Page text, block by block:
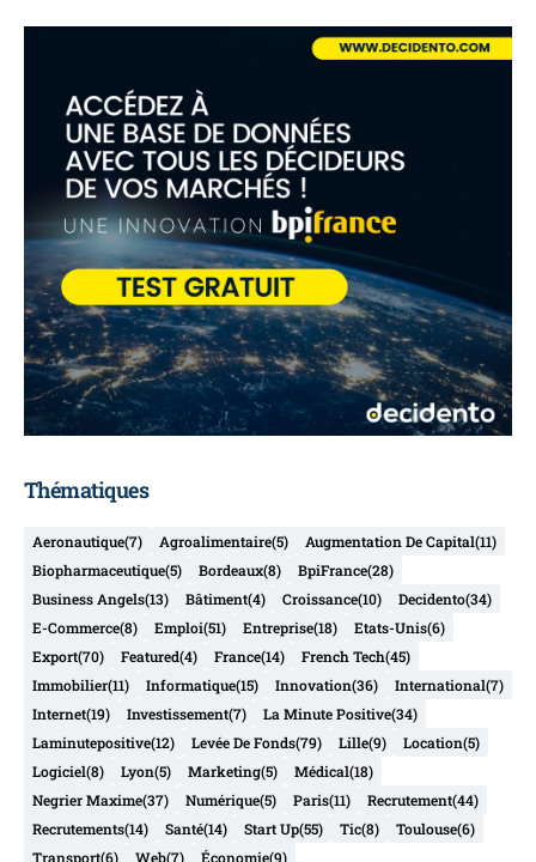
Thématiques
Aeronautique(7) Agroalimentaire(5) Augmentation De Capital(11)
Biopharmaceutique(5) Bordeaux(8) BpiFrance(28)
Business Angels(13) Bâtiment(4) Croissance(10) Decidento(34)
E-Commerce(8) Emploi(51) Entreprise(18) Etats-Unis(6)
Export(70) Featured(4) France(14) French Tech(45)
Immobilier(11) Informatique(15) Innovation(36) International(7)
Internet(19) Investissement(7) La Minute Positive(34)
Laminutepositive(12) Levée De Fonds(79) Lille(9) Location(5)
Logiciel(8) Lyon(5) Marketing(5) Médical(18)
Negrier Maxime(37) Numérique(5) Paris(11) Recrutement(44)
Recrutements(14) Santé(14) Start Up(55) Tic(8) Toulouse(6)
Transport(6) Web(7) Économie(9)